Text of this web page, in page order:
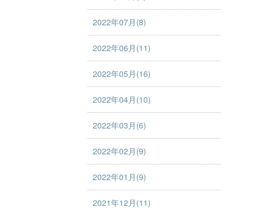
2022年07月(8)
2022年06月(11)
2022年05月(16)
2022年04月(10)
2022年03月(6)
2022年02月(9)
2022年01月(9)
2021年12月(11)